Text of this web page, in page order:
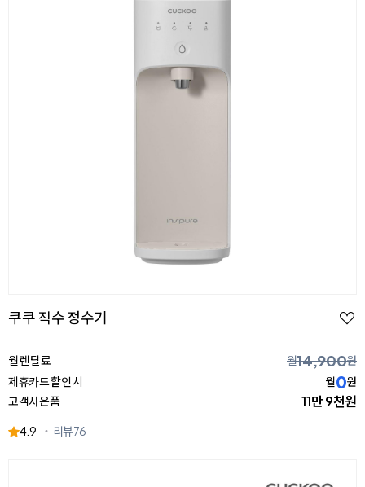
쿠쿠 직수 정수기
월 렌탈료 월14,900원
제휴카드 할인 시
월0원
고객사은품
11만 9천원
4.9 리뷰76